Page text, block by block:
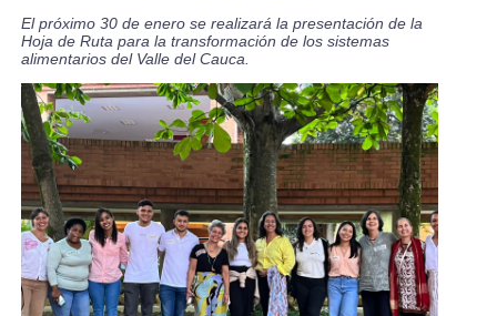
El próximo 30 de enero se realizará la presentación de la
Hoja de Ruta para la transformación de los sistemas
alimentarios del Valle del Cauca.